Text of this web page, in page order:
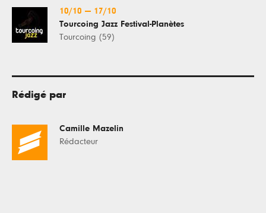
10/10 — 17/10
Tourcoing Jazz Festival-Planètes
Tourcoing (59)
Rédigé par
Camille Mazelin
Rédacteur